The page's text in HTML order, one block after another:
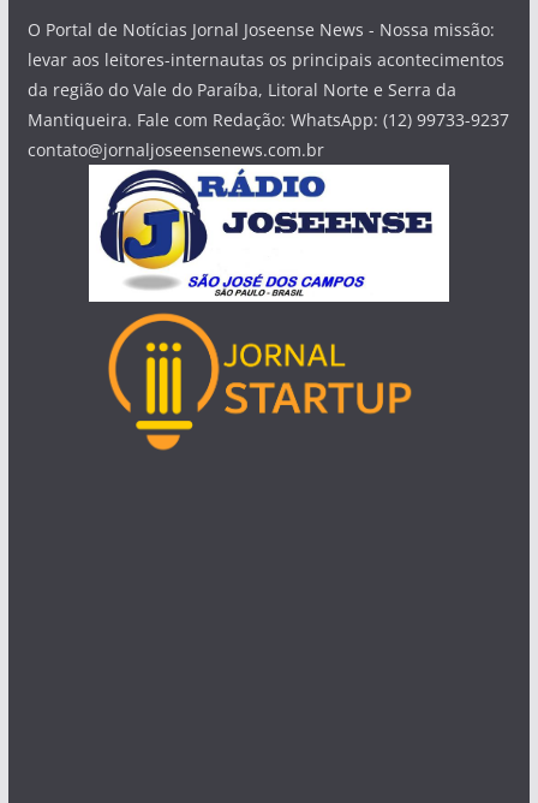
O Portal de Notícias Jornal Joseense News - Nossa missão:
levar aos leitores-internautas os principais acontecimentos
da região do Vale do Paraíba, Litoral Norte e Serra da
Mantiqueira. Fale com Redação: WhatsApp: (12) 99733-9237
contato@jornaljoseensenews.com.br